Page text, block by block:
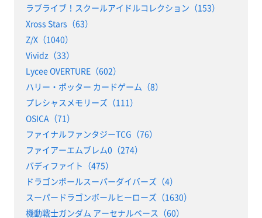
ラブライブ！スクールアイドルコレクション（153）
Xross Stars（63）
Z/X（1040）
Vividz（33）
Lycee OVERTURE（602）
ハリー・ポッター カードゲーム（8）
プレシャスメモリーズ（111）
OSICA（71）
ファイナルファンタジーTCG（76）
ファイアーエムブレム0（274）
バディファイト（475）
ドラゴンボールスーパーダイバーズ（4）
スーパードラゴンボールヒーローズ（1630）
機動戦士ガンダム アーセナルベース（60）